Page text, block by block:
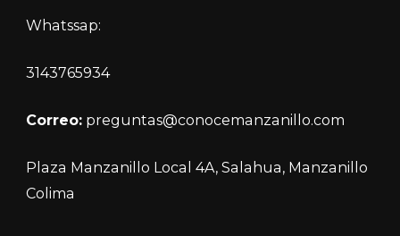
Whatssap:
3143765934
Correo: preguntas@conocemanzanillo.com
Plaza Manzanillo Local 4A, Salahua, Manzanillo
Colima